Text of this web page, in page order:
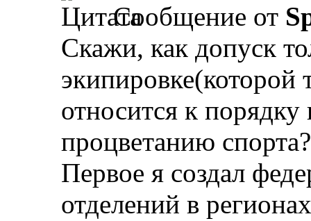
Сообщение от
Скажи, как допуск
экипировке(которой
относится к
процветанию спорта?
Первое я создал
отделений в